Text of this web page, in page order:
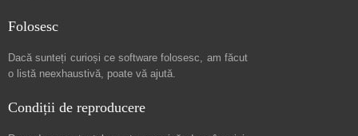
Folosesc
Dacă sunteți curioși ce software folosesc, am făcut
o listă neexhaustivă, poate vă ajută.
Condiții de reproducere